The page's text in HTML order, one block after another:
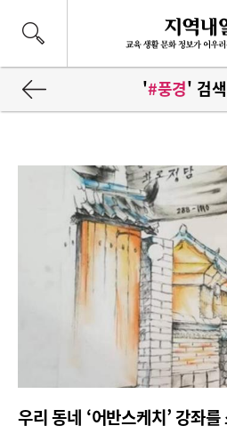
'#풍경' 검
우리 동네 ‘어반스케치’ 강좌